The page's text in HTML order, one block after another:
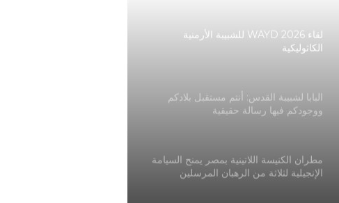
لقاء WAYD 2026 للشبيبة الأرمنية
الكاثوليكية
البابا لشبيبة القدس: أنتم مستقبل بلادكم
ووجودكم فيها رسالة حقيقية
مطران الكنيسة اللاتينية بمصر يمنح السيامة
الإنجيلية لثلاثة من الرهبان المرسلين